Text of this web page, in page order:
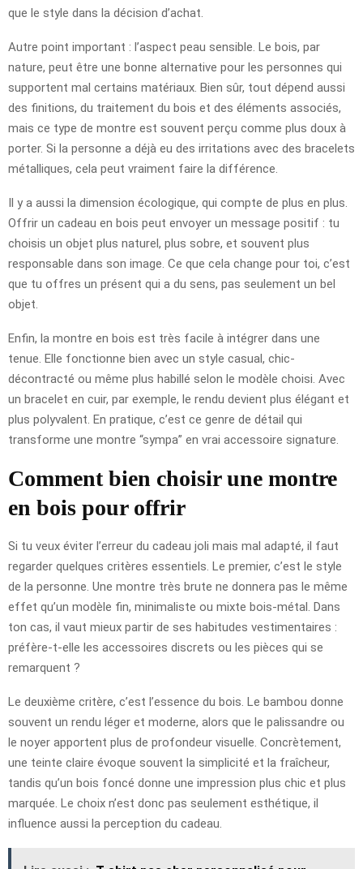
que le style dans la décision d’achat.
Autre point important : l’aspect peau sensible. Le bois, par
nature, peut être une bonne alternative pour les personnes qui
supportent mal certains matériaux. Bien sûr, tout dépend aussi
des finitions, du traitement du bois et des éléments associés,
mais ce type de montre est souvent perçu comme plus doux à
porter. Si la personne a déjà eu des irritations avec des bracelets
métalliques, cela peut vraiment faire la différence.
Il y a aussi la dimension écologique, qui compte de plus en plus.
Offrir un cadeau en bois peut envoyer un message positif : tu
choisis un objet plus naturel, plus sobre, et souvent plus
responsable dans son image. Ce que cela change pour toi, c’est
que tu offres un présent qui a du sens, pas seulement un bel
objet.
Enfin, la montre en bois est très facile à intégrer dans une
tenue. Elle fonctionne bien avec un style casual, chic-
décontracté ou même plus habillé selon le modèle choisi. Avec
un bracelet en cuir, par exemple, le rendu devient plus élégant et
plus polyvalent. En pratique, c’est ce genre de détail qui
transforme une montre “sympa” en vrai accessoire signature.
Comment bien choisir une montre
en bois pour offrir
Si tu veux éviter l’erreur du cadeau joli mais mal adapté, il faut
regarder quelques critères essentiels. Le premier, c’est le style
de la personne. Une montre très brute ne donnera pas le même
effet qu’un modèle fin, minimaliste ou mixte bois-métal. Dans
ton cas, il vaut mieux partir de ses habitudes vestimentaires :
préfère-t-elle les accessoires discrets ou les pièces qui se
remarquent ?
Le deuxième critère, c’est l’essence du bois. Le bambou donne
souvent un rendu léger et moderne, alors que le palissandre ou
le noyer apportent plus de profondeur visuelle. Concrètement,
une teinte claire évoque souvent la simplicité et la fraîcheur,
tandis qu’un bois foncé donne une impression plus chic et plus
marquée. Le choix n’est donc pas seulement esthétique, il
influence aussi la perception du cadeau.